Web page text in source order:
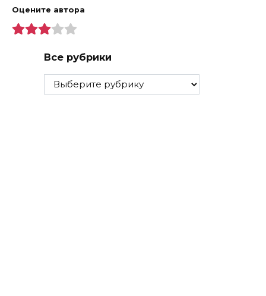
Оцените автора
Все рубрики
Все
рубрики